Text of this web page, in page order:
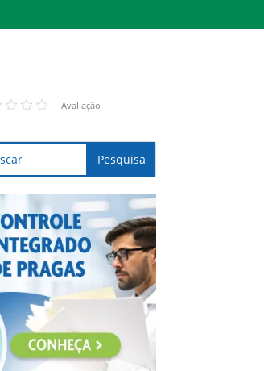
Avaliação